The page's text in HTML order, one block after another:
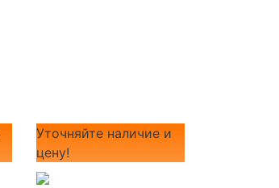
Уточняйте наличие и
цену!